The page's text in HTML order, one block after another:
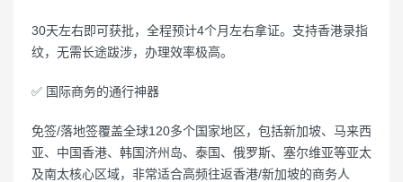
30天左右即可获批，全程预计4个月左右拿证。支持香港录指
纹，无需长途跋涉，办理效率极高。
✅ 国际商务的通行神器
免签/落地签覆盖全球120多个国家地区，包括新加坡、马来西
亚、中国香港、韩国济州岛、泰国、俄罗斯、塞尔维亚等亚太
及南太核心区域，非常适合高频往返香港/新加坡的商务人